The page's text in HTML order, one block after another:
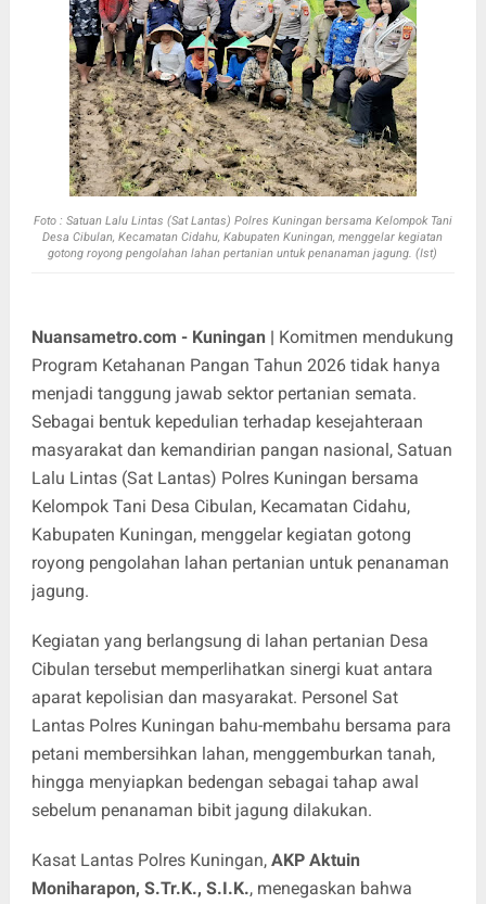
Foto : Satuan Lalu Lintas (Sat Lantas) Polres Kuningan bersama Kelompok Tani
Desa Cibulan, Kecamatan Cidahu, Kabupaten Kuningan, menggelar kegiatan
gotong royong pengolahan lahan pertanian untuk penanaman jagung. (Ist)
Nuansametro.com - Kuningan | Komitmen mendukung
Program Ketahanan Pangan Tahun 2026 tidak hanya
menjadi tanggung jawab sektor pertanian semata.
Sebagai bentuk kepedulian terhadap kesejahteraan
masyarakat dan kemandirian pangan nasional, Satuan
Lalu Lintas (Sat Lantas) Polres Kuningan bersama
Kelompok Tani Desa Cibulan, Kecamatan Cidahu,
Kabupaten Kuningan, menggelar kegiatan gotong
royong pengolahan lahan pertanian untuk penanaman
jagung.
Kegiatan yang berlangsung di lahan pertanian Desa
Cibulan tersebut memperlihatkan sinergi kuat antara
aparat kepolisian dan masyarakat. Personel Sat
Lantas Polres Kuningan bahu-membahu bersama para
petani membersihkan lahan, menggemburkan tanah,
hingga menyiapkan bedengan sebagai tahap awal
sebelum penanaman bibit jagung dilakukan.
Kasat Lantas Polres Kuningan, AKP Aktuin
Moniharapon, S.Tr.K., S.I.K., menegaskan bahwa